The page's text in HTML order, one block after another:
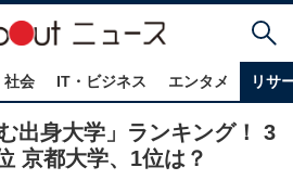
社会 IT・ビジネス エンタメ リサ
出身大学」ランキング！ 3
京都大学、1位は？